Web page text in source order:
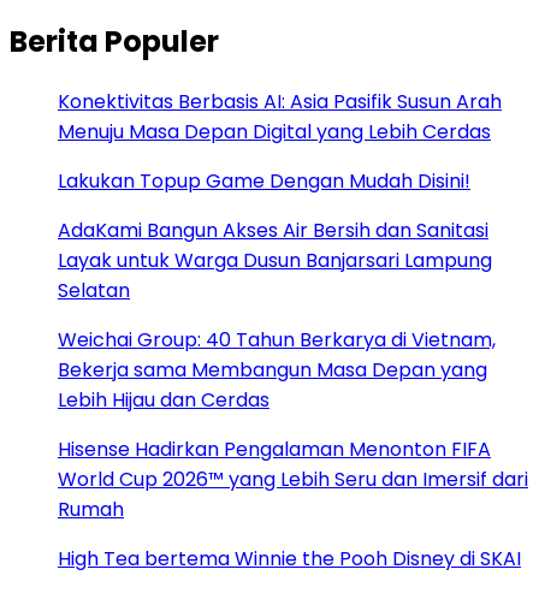
Berita Populer
Konektivitas Berbasis AI: Asia Pasifik Susun Arah
Menuju Masa Depan Digital yang Lebih Cerdas
Lakukan Topup Game Dengan Mudah Disini!
AdaKami Bangun Akses Air Bersih dan Sanitasi
Layak untuk Warga Dusun Banjarsari Lampung
Selatan
Weichai Group: 40 Tahun Berkarya di Vietnam,
Bekerja sama Membangun Masa Depan yang
Lebih Hijau dan Cerdas
Hisense Hadirkan Pengalaman Menonton FIFA
World Cup 2026™ yang Lebih Seru dan Imersif dari
Rumah
High Tea bertema Winnie the Pooh Disney di SKAI